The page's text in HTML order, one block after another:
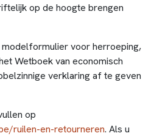
op de hoogte brengen
voor herroeping,
Wetboek van economisch
verklaring af te geven
op
ruilen-en-retourneren. Als u